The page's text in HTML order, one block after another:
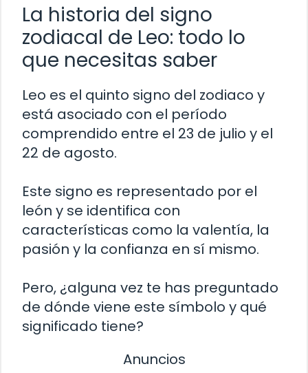
La historia del signo
zodiacal de Leo: todo lo
que necesitas saber
Leo es el quinto signo del zodiaco y
está asociado con el período
comprendido entre el 23 de julio y el
22 de agosto.
Este signo es representado por el
león y se identifica con
características como la valentía, la
pasión y la confianza en sí mismo.
Pero, ¿alguna vez te has preguntado
de dónde viene este símbolo y qué
significado tiene?
Anuncios